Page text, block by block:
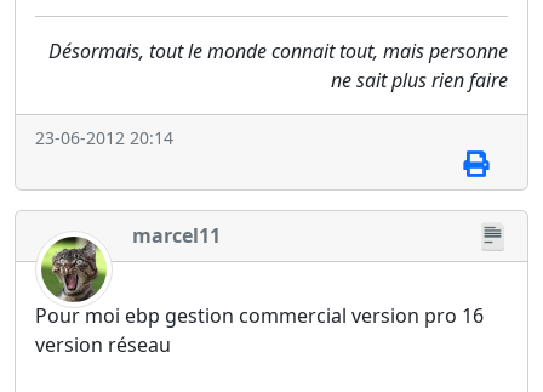
Désormais, tout le monde connait tout, mais personne
ne sait plus rien faire
23-06-2012 20:14
marcel11
Pour moi ebp gestion commercial version pro 16
version réseau